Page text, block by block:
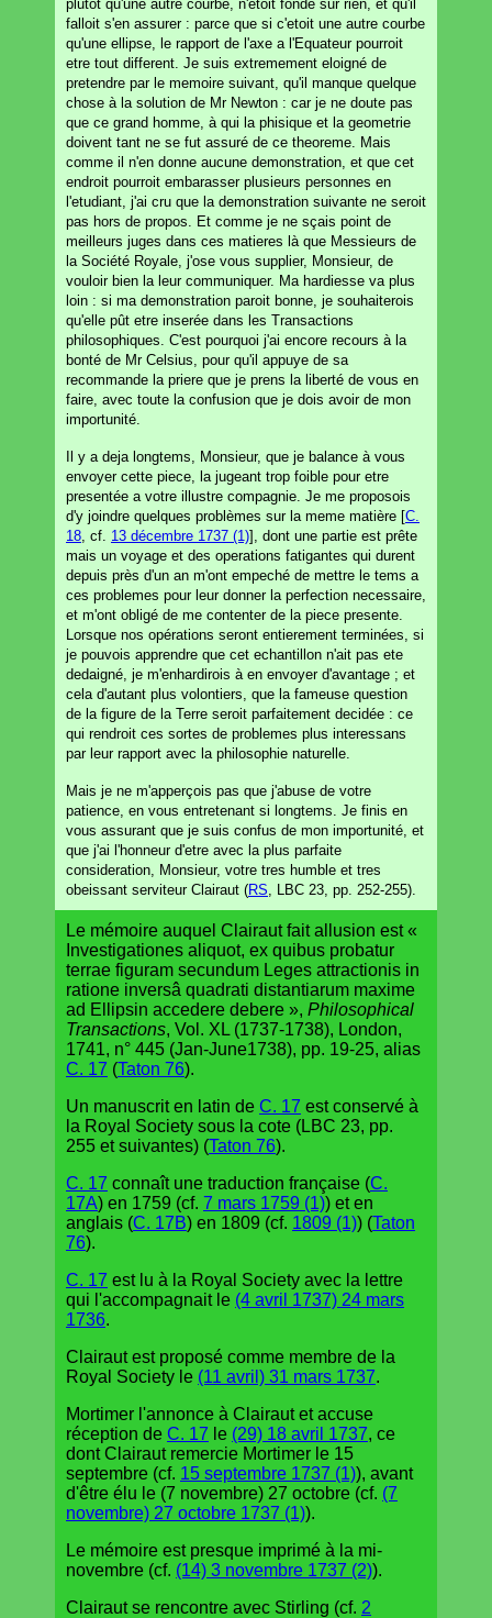
plutot qu'une autre courbe, n'etoit fondé sur rien, et qu'il
falloit s'en assurer : parce que si c'etoit une autre courbe
qu'une ellipse, le rapport de l'axe a l'Equateur pourroit
etre tout different. Je suis extremement eloigné de
pretendre par le memoire suivant, qu'il manque quelque
chose à la solution de Mr Newton : car je ne doute pas
que ce grand homme, à qui la phisique et la geometrie
doivent tant ne se fut assuré de ce theoreme. Mais
comme il n'en donne aucune demonstration, et que cet
endroit pourroit embarasser plusieurs personnes en
l'etudiant, j'ai cru que la demonstration suivante ne seroit
pas hors de propos. Et comme je ne sçais point de
meilleurs juges dans ces matieres là que Messieurs de
la Société Royale, j'ose vous supplier, Monsieur, de
vouloir bien la leur communiquer. Ma hardiesse va plus
loin : si ma demonstration paroit bonne, je souhaiterois
qu'elle pût etre inserée dans les Transactions
philosophiques. C'est pourquoi j'ai encore recours à la
bonté de Mr Celsius, pour qu'il appuye de sa
recommande la priere que je prens la liberté de vous en
faire, avec toute la confusion que je dois avoir de mon
importunité.
Il y a deja longtems, Monsieur, que je balance à vous
envoyer cette piece, la jugeant trop foible pour etre
presentée a votre illustre compagnie. Je me proposois
d'y joindre quelques problèmes sur la meme matière [C.
18 , cf. 13 décembre 1737 (1)], dont une partie est prête
mais un voyage et des operations fatigantes qui durent
depuis près d'un an m'ont empeché de mettre le tems a
ces problemes pour leur donner la perfection necessaire,
et m'ont obligé de me contenter de la piece presente.
Lorsque nos opérations seront entierement terminées, si
je pouvois apprendre que cet echantillon n'ait pas ete
dedaigné, je m'enhardirois à en envoyer d'avantage ; et
cela d'autant plus volontiers, que la fameuse question
de la figure de la Terre seroit parfaitement decidée : ce
qui rendroit ces sortes de problemes plus interessans
par leur rapport avec la philosophie naturelle.
Mais je ne m'apperçois pas que j'abuse de votre
patience, en vous entretenant si longtems. Je finis en
vous assurant que je suis confus de mon importunité, et
que j'ai l'honneur d'etre avec la plus parfaite
consideration, Monsieur, votre tres humble et tres
obeissant serviteur Clairaut (RS , LBC 23, pp. 252-255).
Le mémoire auquel Clairaut fait allusion est «
Investigationes aliquot, ex quibus probatur
terrae figuram secundum Leges attractionis in
ratione inversâ quadrati distantiarum maxime
ad Ellipsin accedere debere », Philosophical
Transactions, Vol. XL (1737-1738), London,
1741, n° 445 (Jan-June1738), pp. 19-25, alias
C. 17 (Taton 76).
Un manuscrit en latin de C. 17 est conservé à
la Royal Society sous la cote (LBC 23, pp.
255 et suivantes) (Taton 76).
C. 17 connaît une traduction française (C.
17A) en 1759 (cf. 7 mars 1759 (1)) et en
anglais (C. 17B) en 1809 (cf. 1809 (1)) (Taton
76).
C. 17 est lu à la Royal Society avec la lettre
qui l'accompagnait le (4 avril 1737) 24 mars
1736.
Clairaut est proposé comme membre de la
Royal Society le (11 avril) 31 mars 1737.
Mortimer l'annonce à Clairaut et accuse
réception de C. 17 le (29) 18 avril 1737, ce
dont Clairaut remercie Mortimer le 15
septembre (cf. 15 septembre 1737 (1)), avant
d'être élu le (7 novembre) 27 octobre (cf. (7
novembre) 27 octobre 1737 (1)).
Le mémoire est presque imprimé à la mi-
novembre (cf. (14) 3 novembre 1737 (2)).
Clairaut se rencontre avec Stirling (cf. 2